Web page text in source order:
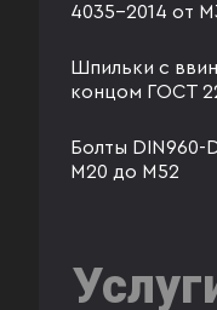
4035-2014 от
Шпильки с
концом ГОСТ
Болты DIN960-
М20 до М52